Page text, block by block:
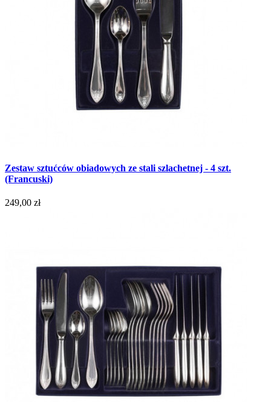
Zestaw sztućców obiadowych ze stali szlachetnej - 4 szt.
(Francuski)
249,00 zł